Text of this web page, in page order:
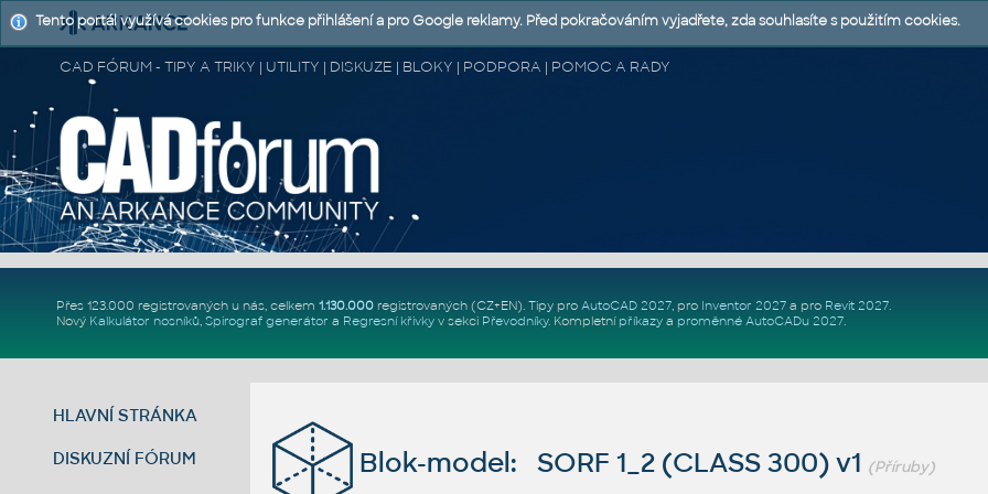
CAD FÓRUM - TIPY A TRIKY | UTILITY | DISKUZE | BLOKY | PODPORA | POMOC A RADY
Přes 123.000 registrovaných u nás, celkem 1.130.000registrovaných (CZ+EN). Tipy pro AutoCAD 2027, pro Inventor 2027a pro Revit 2027.
Nový Kalkulátor nosníků, Spirograf generátor a Regresní křivkyv sekci Převodníky. Kompletní příkazya proměnné AutoCADu 2027.
HLAVNÍ STRÁNKA
DISKUZNÍ FÓRUM Blok-model: SORF 1_2 (CLASS 300) v1 (Příruby)
Tento portál využívá cookies pro funkce přihlášení a pro Google reklamy. Před pokračováním vyjadřete, zda souhlasíte s použitím cookies.